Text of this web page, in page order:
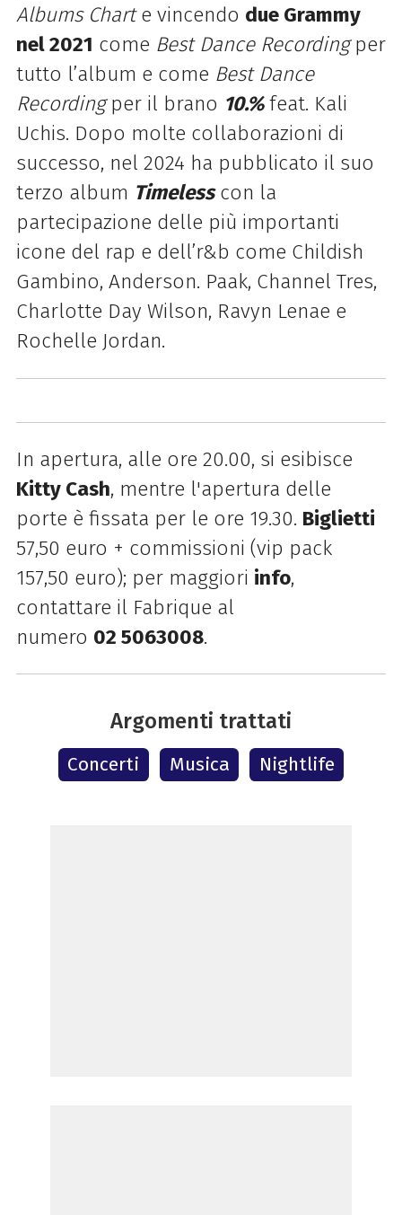
Albums Charte vincendo due Grammy
nel 2021 come Best Dance Recordingper
tutto l’album e come Best Dance
Recording per il brano 10.%feat. Kali
Uchis. Dopo molte collaborazioni di
successo, nel 2024 ha pubblicato il suo
terzo album Timelesscon la
partecipazione delle più importanti
icone del rap e dell’r&b come Childish
Gambino, Anderson. Paak, Channel Tres,
Charlotte Day Wilson, Ravyn Lenae e
Rochelle Jordan.
In apertura, alle ore 20.00, si esibisce
Kitty Cash, mentre l'apertura delle
porte è fissata per le ore 19.30. Biglietti
57,50 euro + commissioni (vip pack
157,50 euro); per maggiori info,
contattare il Fabrique al
numero 02 5063008.
Argomenti trattati
Concerti Musica Nightlife